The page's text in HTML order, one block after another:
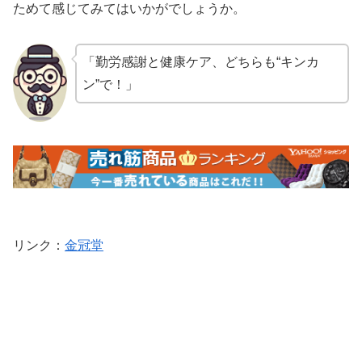
ためて感じてみてはいかがでしょうか。
「勤労感謝と健康ケア、どちらも“キンカ
ン”で！」
リンク ： 金冠堂